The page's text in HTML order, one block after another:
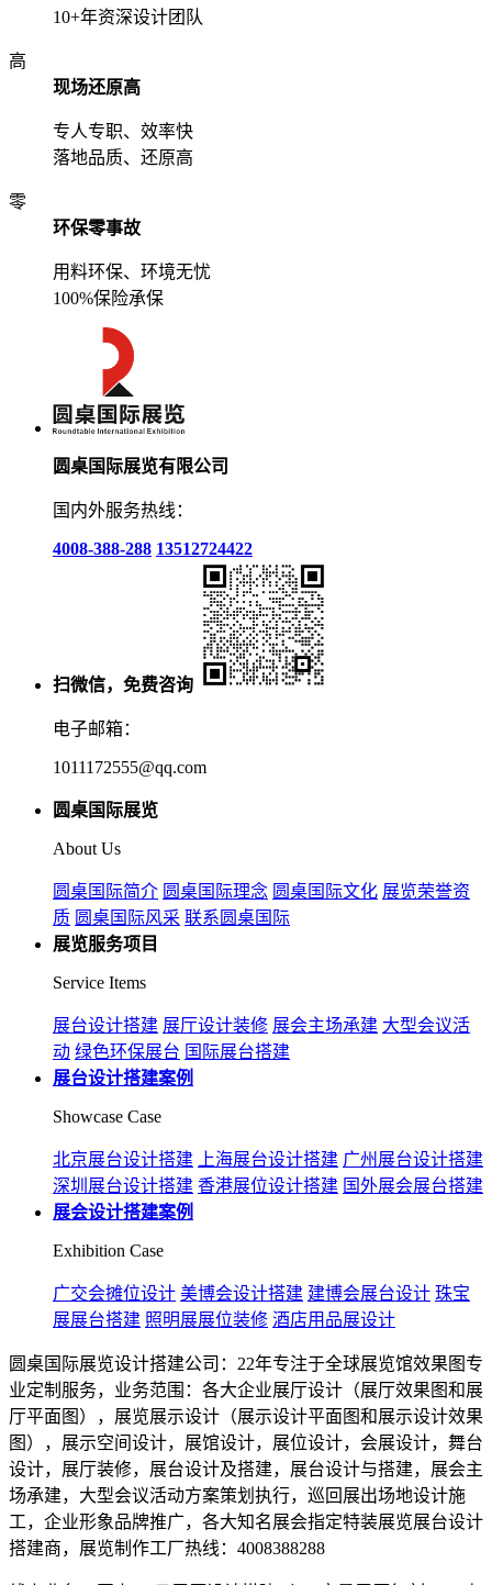
10+年资深设计团队
高
现场还原高
专人专职、效率快
落地品质、还原高
零
环保零事故
用料环保、环境无忧
100%保险承保
圆桌国际展览有限公司
国内外服务热线：
4008-388-288 13512724422
扫微信，免费咨询
电子邮箱：
1011172555@qq.com
圆桌国际展览
About Us
圆桌国际简介 圆桌国际理念 圆桌国际文化 展览荣誉资
质 圆桌国际风采 联系圆桌国际
展览服务项目
Service Items
展台设计搭建 展厅设计装修 展会主场承建 大型会议活
动 绿色环保展台 国际展台搭建
展台设计搭建案例
Showcase Case
北京展台设计搭建 上海展台设计搭建 广州展台设计搭建
深圳展台设计搭建 香港展位设计搭建 国外展会展台搭建
展会设计搭建案例
Exhibition Case
广交会摊位设计 美博会设计搭建 建博会展台设计 珠宝
展展台搭建 照明展展位装修 酒店用品展设计
圆桌国际展览设计搭建公司：22年专注于全球展览馆效果图专
业定制服务，业务范围：各大企业展厅设计（展厅效果图和展
厅平面图），展览展示设计（展示设计平面图和展示设计效果
图），展示空间设计，展馆设计，展位设计，会展设计，舞台
设计，展厅装修，展台设计及搭建，展台设计与搭建，展会主
场承建，大型会议活动方案策划执行，巡回展出场地设计施
工，企业形象品牌推广，各大知名展会指定特装展览展台设计
搭建商，展览制作工厂热线：4008388288